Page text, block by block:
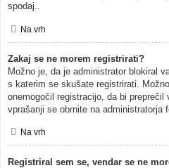
spodaj..
Na vrh
Zakaj se ne morem registrirati?
Možno je, da je administrator blokiral
s katerim se skušate registrirati.
onemogočil registracijo, da bi
vprašanji se obrnite na administratorja
Na vrh
Registriral sem se, vendar se ne